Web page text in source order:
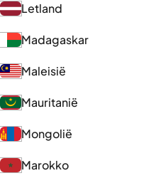
Letland
Madagaskar
Maleisië
Mauritanië
Mongolië
Marokko